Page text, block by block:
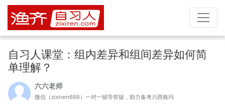
自习人课堂：组内差异和组间差异如何简
单理解？
六六老师
微信（zixiren666）一对一辅导答疑，助力备考六西格玛